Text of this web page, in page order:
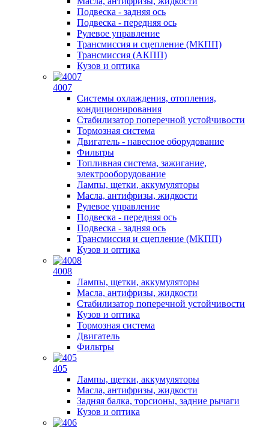
Подвеска - задняя ось
Подвеска - передняя ось
Рулевое управление
Трансмиссия и сцепление (МКПП)
Трансмиссия (АКПП)
Кузов и оптика
4007
Системы охлаждения, отопления,
кондиционирования
Стабилизатор поперечной устойчивости
Тормозная система
Двигатель - навесное оборудование
Фильтры
Топливная система, зажигание,
электрооборудование
Лампы, щетки, аккумуляторы
Масла, антифризы, жидкости
Рулевое управление
Подвеска - передняя ось
Подвеска - задняя ось
Трансмиссия и сцепление (МКПП)
Кузов и оптика
4008
Лампы, щетки, аккумуляторы
Масла, антифризы, жидкости
Стабилизатор поперечной устойчивости
Кузов и оптика
Тормозная система
Двигатель
Фильтры
405
Лампы, щетки, аккумуляторы
Масла, антифризы, жидкости
Задняя балка, торсионы, задние рычаги
Кузов и оптика